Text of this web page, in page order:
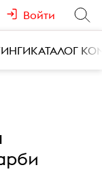
Войти
КАТАЛОГ